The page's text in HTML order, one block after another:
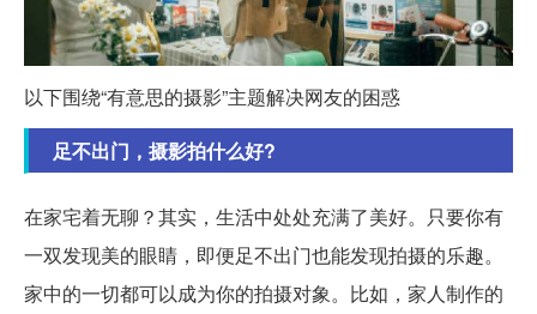
以下围绕“有意思的摄影”主题解决网友的困惑
足不出门，摄影拍什么好?
在家宅着无聊？其实，生活中处处充满了美好。只要你有
一双发现美的眼睛，即便足不出门也能发现拍摄的乐趣。
家中的一切都可以成为你的拍摄对象。比如，家人制作的